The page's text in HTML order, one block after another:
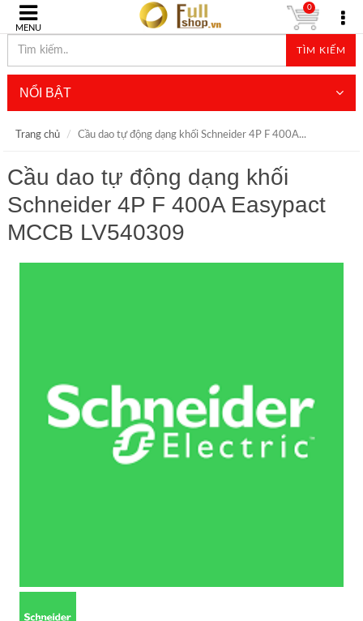
MENU
TÌM KIẾM
0
NỔI BẬT
Trang chủ Cầu dao tự động dạng khối Schneider 4P F 400A...
Cầu dao tự động dạng khối
Schneider 4P F 400A Easypact
MCCB LV540309